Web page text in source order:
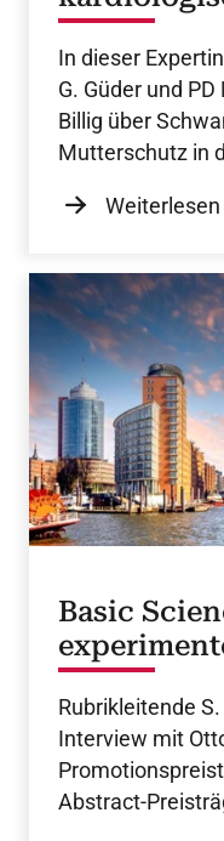
In dieser
G. Güder und
Billig über
Mutterschutz in
Weiterlesen
Basic
Rubrikleitende
Interview mit
Abstract-